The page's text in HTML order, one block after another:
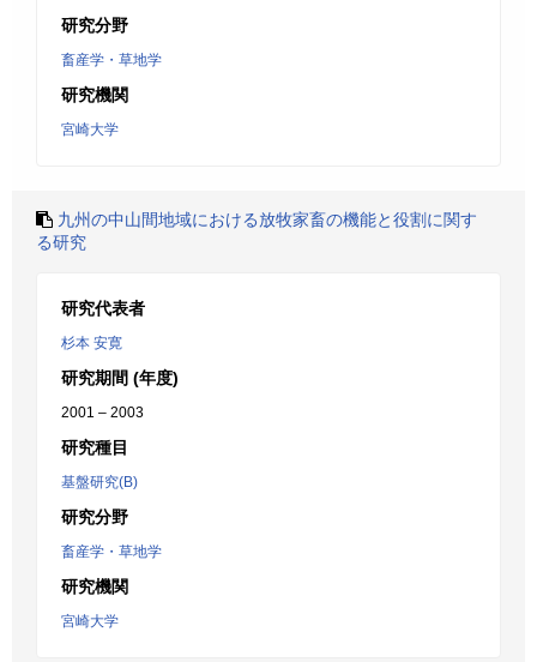
研究分野
畜産学・草地学
研究機関
宮崎大学
九州の中山間地域における放牧家畜の機能と役割に関す
る研究
研究代表者
杉本 安寛
研究期間 (年度)
2001 – 2003
研究種目
基盤研究(B)
研究分野
畜産学・草地学
研究機関
宮崎大学